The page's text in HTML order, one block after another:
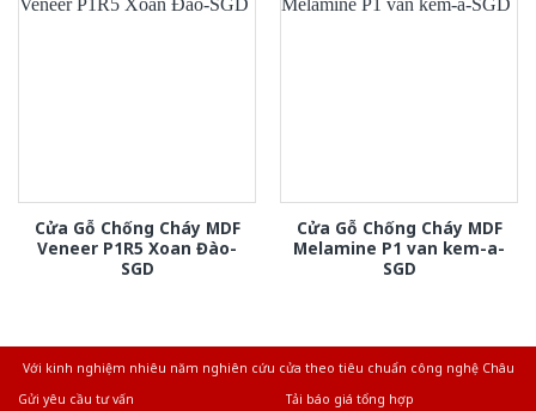
Cửa Gỗ Chống Cháy MDF
Veneer P1R5 Xoan Đào-
SGD
Cửa Gỗ Chống Cháy MDF
Melamine P1 van kem-a-
SGD
Với kinh nghiệm nhiêu năm nghiên cứu cửa theo tiêu chuẩn công nghệ Châu
Gửi yêu cầu tư vấn
Tải báo giá tổng hợp